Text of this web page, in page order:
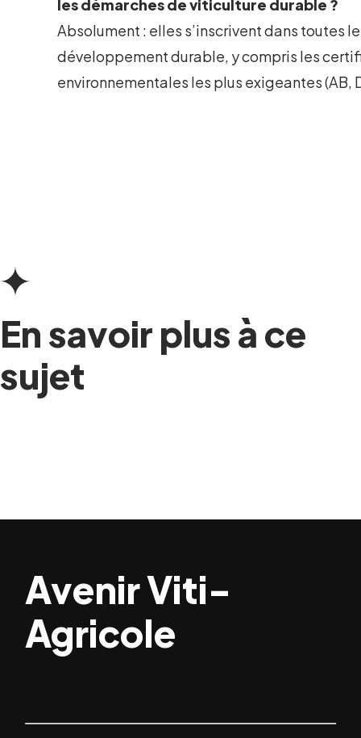
les démarches de viticulture durable ?
Absolument : elles s’inscrivent dans toutes
développement durable, y compris les
environnementales les plus exigeantes (AB,
En savoir plus à ce
sujet
Avenir Viti-
Agricole